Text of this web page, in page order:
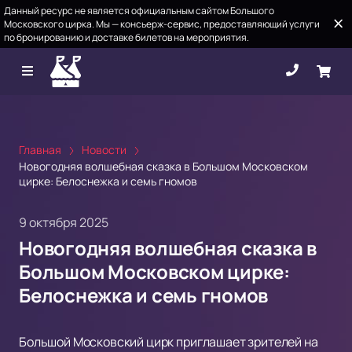
Данный ресурс не является официальным сайтом Большого
Московского цирка. Мы — консьерж-сервис, предоставляющий услуги
по бронированию и доставке билетов на мероприятия.
Главная
Новости
Новогодняя волшебная сказка в Большом Московском
цирке: Белоснежка и семь гномов
9 октября 2025
Новогодняя волшебная сказка в
Большом Московском цирке:
Белоснежка и семь гномов
Большой Московский цирк приглашает зрителей на